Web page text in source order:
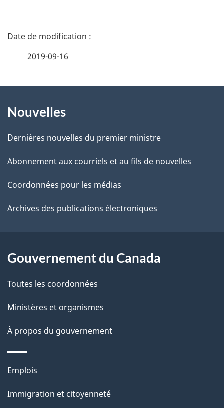
D
i
l
s
d
e
a
p
a
g
e
2019-09-16
propos
de
ce
site
Nouvelles
Dernières nouvelles du premier ministre
Abonnement aux courriels et au fils de nouvelles
Coordonnées pour les médias
Archives des publications électroniques
Gouvernement du Canada
Toutes les coordonnées
Ministères et organismes
À propos du gouvernement
Thèmes
sujets
Emplois
Immigration et citoyenneté